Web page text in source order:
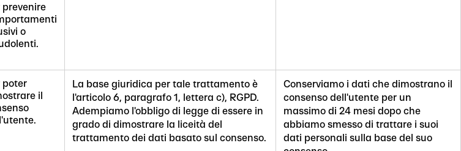
prevenire
o
poter
il
La base giuridica per tale trattamento è
l'articolo 6, paragrafo 1, lettera c), RGPD.
Adempiamo l'obbligo di legge di essere in
grado di dimostrare la liceità del
trattamento dei dati basato sul consenso.
Conserviamo i dati che dimostrano il
consenso dell'utente per un
massimo di 24 mesi dopo che
abbiamo smesso di trattare i suoi
dati personali sulla base del suo